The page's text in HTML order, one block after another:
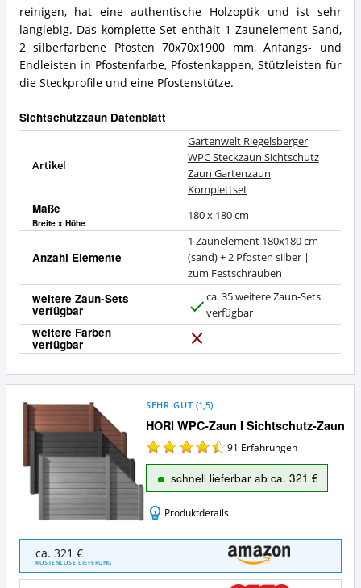
reinigen, hat eine authentische Holzoptik und ist sehr
langlebig. Das komplette Set enthält 1 Zaunelement Sand,
2 silberfarbene Pfosten 70x70x1900 mm, Anfangs- und
Endleisten in Pfostenfarbe, Pfostenkappen, Stützleisten für
die Steckprofile und eine Pfostenstütze.
Sichtschutzzaun Datenblatt
Artikel
Gartenwelt Riegelsberger
WPC Steckzaun Sichtschutz
Zaun Gartenzaun
Komplettset
Maße
Breite x Höhe
180 x 180 cm
Anzahl Elemente
1 Zaunelement 180x180 cm
(sand) + 2 Pfosten silber |
zum Festschrauben
weitere Zaun-Sets
verfügbar
a
ca. 35 weitere Zaun-Sets
verfügbar
weitere Farben
verfügbar
N
i
HORI WPC-Zaun I Sichtschutz-Zaun
SEHR GUT (1,5)
91 Erfahrungen
schnell lieferbar ab ca. 321 €
Produktdetails
WPC-
Zaun
ca. 321 €
KOSTENLOSE LIEFERUNG